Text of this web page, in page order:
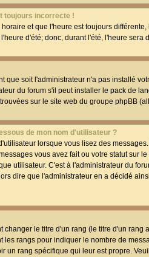
toujours incorrecte !
et que l'heure est toujours
d'été; donc, durant l'été, l'heure
que soit l'administrateur n'a pas installé
du forum s'il peut installer le pack de
sur le site web du groupe phpBB
de mon nom d'utilisateur ?
lorsque vous lisez des
vous avez fait ou votre statut sur
utilisateur. C'est à l'administrateur du
dire que l'administrateur en a décidé
changer le titre d'un rang (le titre d'un
les rangs pour indiquer le nombre de
un rang spécifique qui leur est propre.